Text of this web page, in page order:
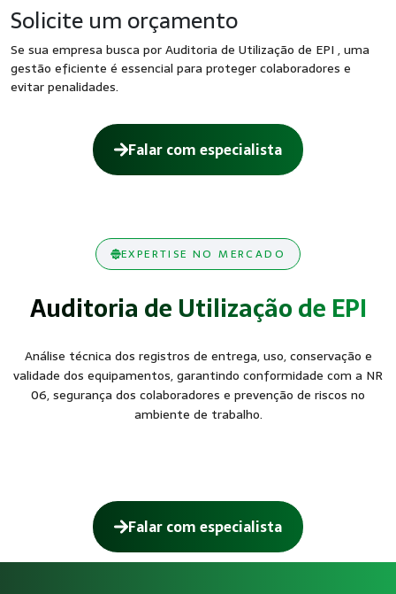
Solicite um orçamento
Se sua empresa busca por Auditoria de Utilização de EPI , uma
gestão eficiente é essencial para proteger colaboradores e
evitar penalidades.
Falar com especialista
EXPERTISE NO MERCADO
Auditoria de Utilização de EPI
Análise técnica dos registros de entrega, uso, conservação e
validade dos equipamentos, garantindo conformidade com a NR
06, segurança dos colaboradores e prevenção de riscos no
ambiente de trabalho.
Falar com especialista
Como funciona Auditoria de Utilização